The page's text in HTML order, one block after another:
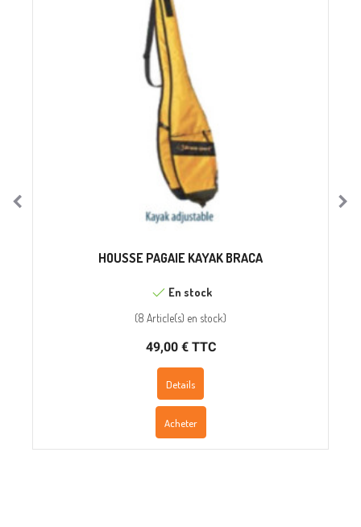
HOUSSE PAGAIE KAYAK BRACA
En stock
(8 Article(s) en stock)
49,00 € TTC
Details
Acheter